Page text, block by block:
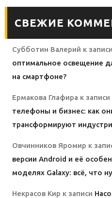
СВЕЖИЕ
Субботин Валерий к записи
оптимальное освещение
на смартфоне?
Ермакова Глафира к записи
телефоны и бизнес: как
трансформируют
Овчинников Яромир к
версии Android и её
моделях Galaxy: всё, что
Некрасов Кир к записи